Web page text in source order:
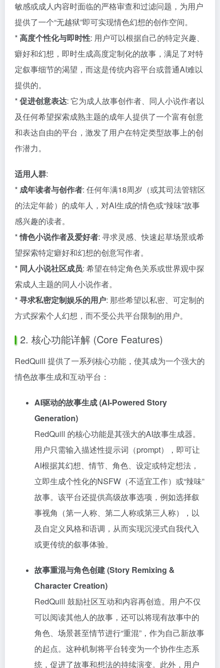
敏感或成人内容时面临的严格审查和过滤问题，为用户
提供了一个“无越狱”即可实现情色幻想的创作空间。
*高度个性化与即时性: 用户可以根据自己的特定兴趣、
癖好和幻想，即时生成高度定制化的故事，满足了对特
定叙事细节的渴望，而这是传统内容平台或普通AI难以
提供的。
*促进创意表达: 它为成人故事创作者、同人小说作者以
及任何希望探索成熟主题的成年人提供了一个富有创意
和表达自由的平台，激发了用户在特定类型故事上的创
作潜力。
适用人群:
* 成年读者与创作者: 任何年满18周岁（或其司法管辖区
的法定年龄）的成年人，对AI生成的情色或“辣味”故事
感兴趣的读者。
*情色小说作者及爱好者: 寻求灵感、快速起草场景或希
望探索特定癖好和幻想的创意写作者。
* 同人小说社区成员: 希望在特定角色关系或世界观中探
索成人主题的同人小说作者。
*寻求私密定制娱乐的用户: 那些希望以私密、可定制的
方式探索个人幻想，而不受公共平台限制的用户。
2. 核心功能详解 (Core Features)
RedQuill 提供了一系列核心功能，使其成为一个强大的
情色故事生成和互动平台：
AI驱动的故事生成 (AI-Powered Story
Generation)
RedQuill 的核心功能是其强大的AI故事生成器。
用户只需输入描述性提示词（prompt），即可让
AI根据其幻想、情节、角色、设定或特定想法，
立即生成个性化的NSFW（不适宜工作）或“辣味”
故事。该平台还提供高级故事选项，例如选择叙
事视角（第一人称、第二人称或第三人称），以
及自定义风格和语调，从而实现沉浸式自我代入
或更传统的叙事体验。
故事重混与角色创建 (Story Remixing &
Character Creation)
RedQuill 鼓励社区互动和内容再创造。用户不仅
可以阅读其他人的故事，还可以将现有故事中的
角色、场景甚至情节进行“重混”，作为自己新故事
的起点。这种机制将平台转变为一个协作生态系
统，促进了故事和想法的持续演变。此外，用户